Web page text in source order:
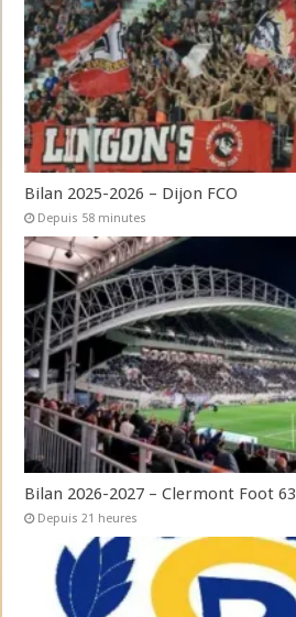
Bilan 2025-2026 – Dijon FCO
Depuis 58 minutes
Bilan 2026-2027 – Clermont Foot 63
Depuis 21 heures